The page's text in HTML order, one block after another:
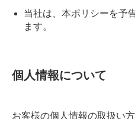
当社は、本ポリシーを予
ます。
個人情報について
お客様の個人情報の取扱い